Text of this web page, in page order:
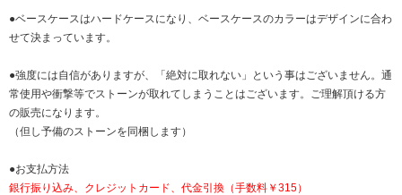
●ベースケースはハードケースになり、ベースケースのカラーはデザインに合わ
せて決まっています。
●強度には自信がありますが、「絶対に取れない」という事はございません。通
常使用や衝撃等でストーンが取れてしまうことはございます。ご理解頂ける方
の販売になります。
（但し予備のストーンを同梱します）
●お支払方法
銀行振り込み、クレジットカード、代金引換（手数料￥315）